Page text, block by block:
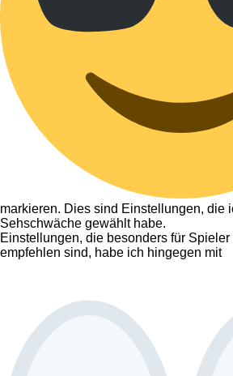
markieren. Dies sind Einstellungen, die
Sehschwäche gewählt habe.
Einstellungen, die besonders für Spieler
empfehlen sind, habe ich hingegen mit